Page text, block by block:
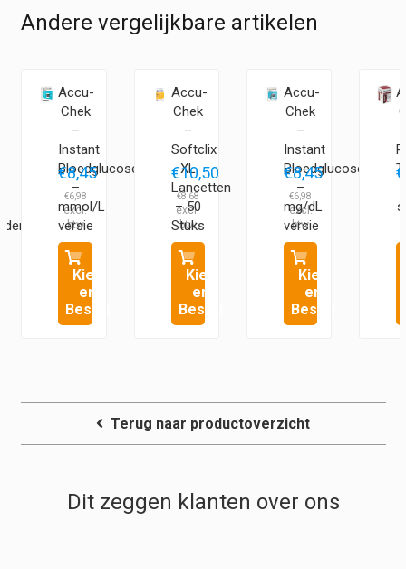
Andere vergelijkbare artikelen
Accu-
Chek
–
Instant
Bloedglucosemeter
–
mmol/L
versie
€8,45
€6,98
Kies
en
Bestel
Accu-
Chek
–
Softclix
XL
Lancetten
– 50
Stuks
€10,50
€8,68
Kies
en
Bestel
Accu-
Chek
–
Instant
Bloedglucosemeter
–
mg/dL
versie
€8,45
€6,98
Kies
en
Bestel
€
Terug naar productoverzicht
Dit zeggen klanten over ons